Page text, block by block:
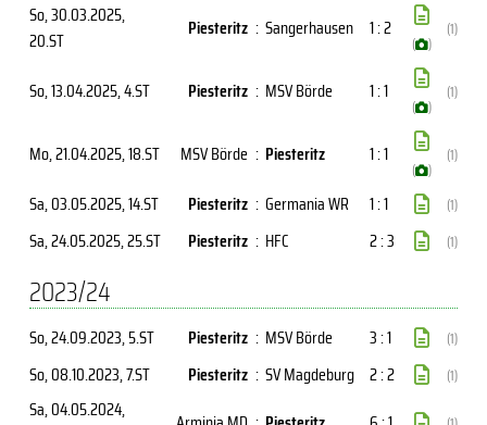
So, 30.03.2025,
20.ST
Piesteritz : Sangerhausen 1 : 2
( )
(1)
So, 13.04.2025, 4.ST Piesteritz : MSV Börde 1 : 1
( )
(1)
Mo, 21.04.2025, 18.ST MSV Börde : Piesteritz 1 : 1
( )
(1)
Sa, 03.05.2025, 14.ST Piesteritz : Germania WR 1 : 1 (1)
Sa, 24.05.2025, 25.ST Piesteritz : HFC 2 : 3 (1)
2023/24
So, 24.09.2023, 5.ST Piesteritz : MSV Börde 3 : 1 (1)
So, 08.10.2023, 7.ST Piesteritz : SV Magdeburg 2 : 2 (1)
Sa, 04.05.2024,